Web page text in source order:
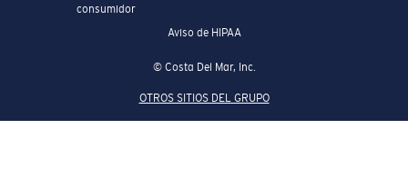
consumidor
Aviso de HIPAA
© Costa Del Mar, Inc.
OTROS SITIOS DEL GRUPO